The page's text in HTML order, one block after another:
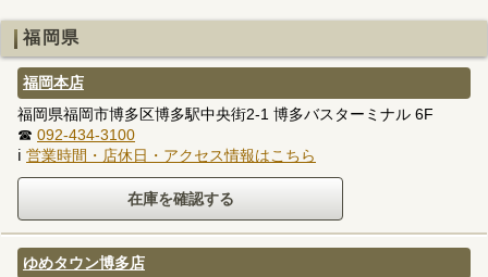
福岡県
福岡本店
福岡県福岡市博多区博多駅中央街2-1 博多バスターミナル 6F
☎ 092-434-3100
ℹ 営業時間・店休日・アクセス情報はこちら
ゆめタウン博多店